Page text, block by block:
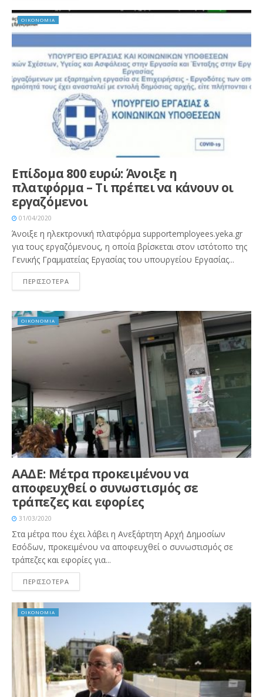
ΟΙΚΟΝΟΜΙΑ
Επίδομα 800 ευρώ: Άνοιξε η
πλατφόρμα – Τι πρέπει να κάνουν οι
εργαζόμενοι
01/04/2020
Άνοιξε η ηλεκτρονική πλατφόρμα supportemployees.yeka.gr
για τους εργαζόμενους, η οποία βρίσκεται στον ιστότοπο της
Γενικής Γραμματείας Εργασίας του υπουργείου Εργασίας...
ΠΕΡΙΣΣΟΤΕΡΑ
ΟΙΚΟΝΟΜΙΑ
ΑΑΔΕ: Μέτρα προκειμένου να
αποφευχθεί ο συνωστισμός σε
τράπεζες και εφορίες
31/03/2020
Στα μέτρα που έχει λάβει η Ανεξάρτητη Αρχή Δημοσίων
Εσόδων, προκειμένου να αποφευχθεί ο συνωστισμός σε
τράπεζες και εφορίες για...
ΠΕΡΙΣΣΟΤΕΡΑ
ΟΙΚΟΝΟΜΙΑ